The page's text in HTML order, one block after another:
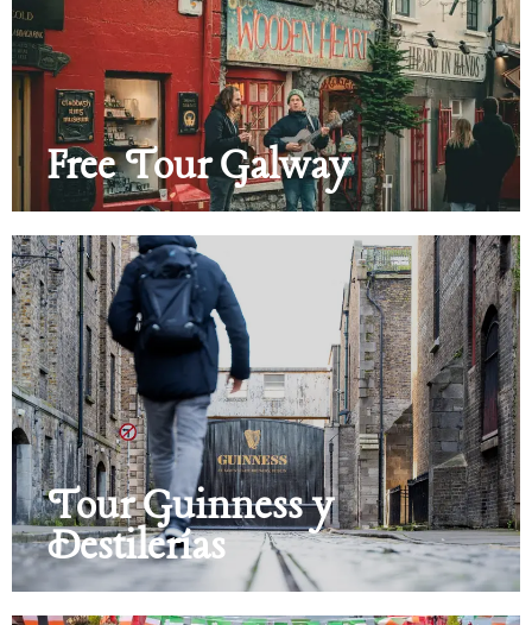
Free Tour Galway
Tour Guinness y
Destilerías